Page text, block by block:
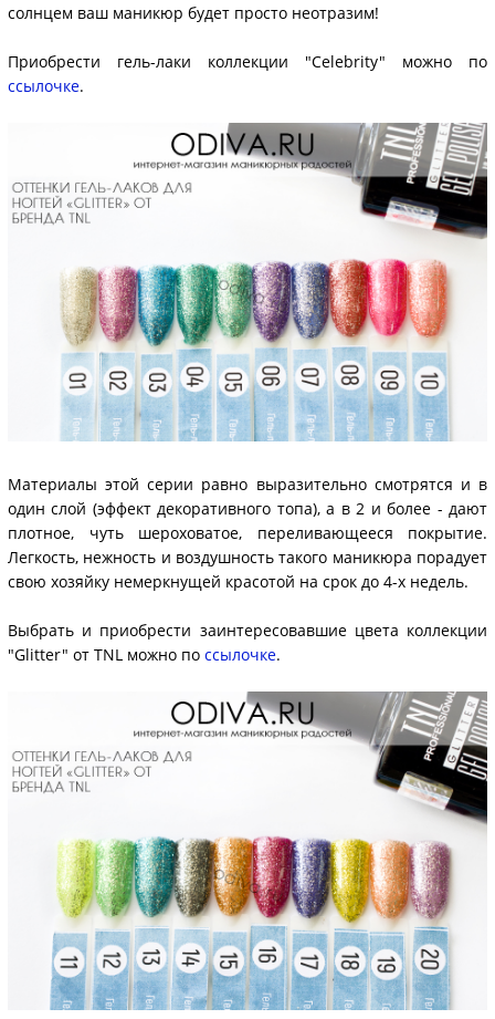
солнцем ваш маникюр будет просто неотразим!
Приобрести гель-лаки коллекции "Celebrity" можно по
ссылочке.
Материалы этой серии равно выразительно смотрятся и в
один слой (эффект декоративного топа), а в 2 и более - дают
плотное, чуть шероховатое, переливающееся покрытие.
Легкость, нежность и воздушность такого маникюра порадует
свою хозяйку немеркнущей красотой на срок до 4-х недель.
Выбрать и приобрести заинтересовавшие цвета коллекции
"Glitter" от TNL можно по ссылочке.